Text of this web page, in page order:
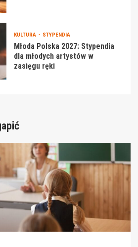
KULTURA STYPENDIA
Młoda Polska 2027: Stypendia
dla młodych artystów w
zasięgu ręki